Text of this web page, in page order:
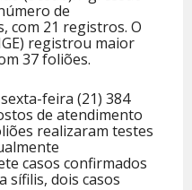
de
com 21 registros. O
registrou maior
37 foliões.
feira (21) 384
de atendimento
realizaram testes
casos confirmados
sífilis, dois casos